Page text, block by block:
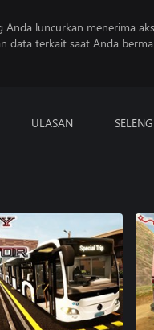
Anda luncurkan menerima
data terkait saat Anda
ULASAN